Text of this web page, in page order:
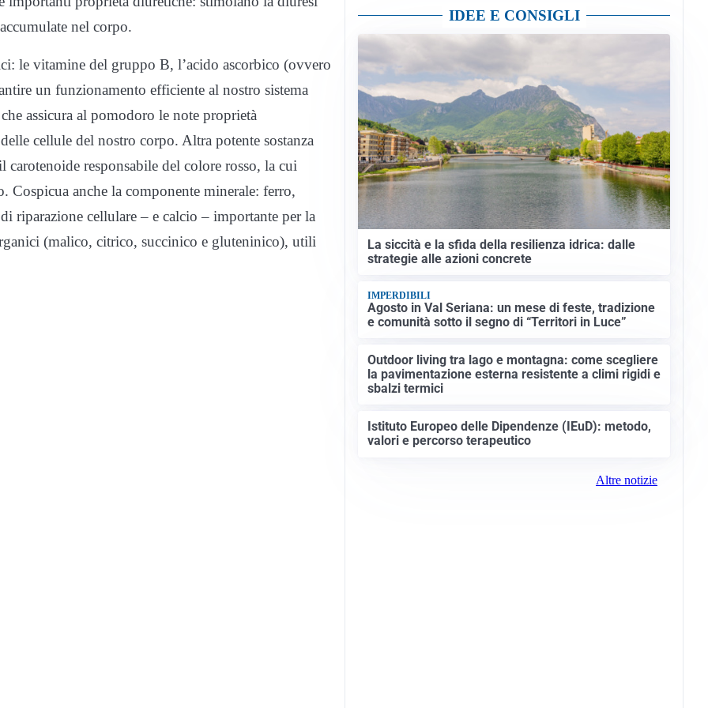
nel corpo.
le vitamine del gruppo B, l’acido ascorbico (ovvero
un funzionamento efficiente al nostro sistema
assicura al pomodoro le note proprietà
cellule del nostro corpo. Altra potente sostanza
responsabile del colore rosso, la cui
Cospicua anche la componente minerale: ferro,
riparazione cellulare – e calcio – importante per la
(malico, citrico, succinico e gluteninico), utili
IDEE E CONSIGLI
La siccità e la sfida della resilienza idrica: dalle
strategie alle azioni concrete
IMPERDIBILI
Agosto in Val Seriana: un mese di feste, tradizione
e comunità sotto il segno di “Territori in Luce”
Outdoor living tra lago e montagna: come scegliere
la pavimentazione esterna resistente a climi rigidi e
sbalzi termici
Istituto Europeo delle Dipendenze (IEuD): metodo,
valori e percorso terapeutico
Altre notizie